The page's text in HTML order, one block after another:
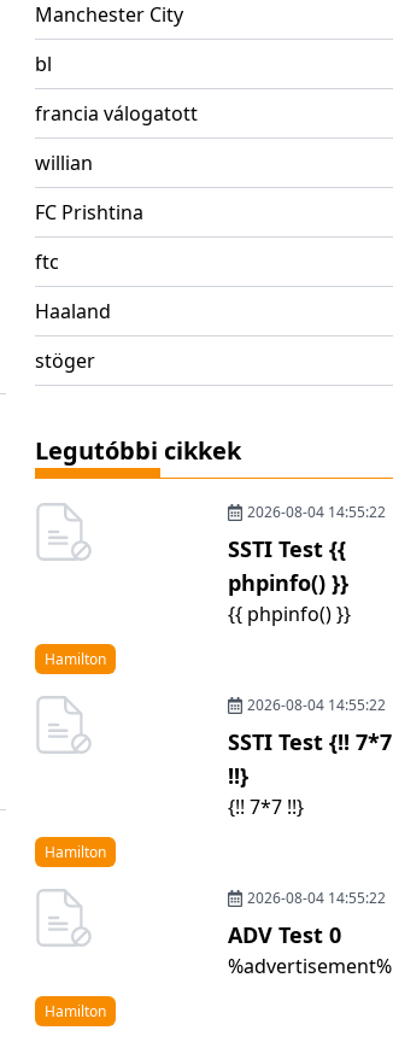
Manchester City
bl
francia válogatott
willian
FC Prishtina
ftc
Haaland
stöger
Legutóbbi cikkek
2026-08-04 14:55:22
SSTI Test {{
phpinfo() }}
{{ phpinfo() }}
Hamilton
2026-08-04 14:55:22
SSTI Test {!! 7*7
!!}
{!! 7*7 !!}
Hamilton
2026-08-04 14:55:22
ADV Test 0
%advertisement%
Hamilton